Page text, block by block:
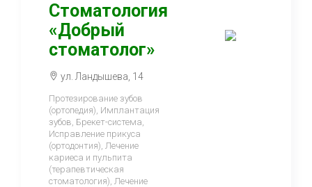
Стоматология
«Добрый
стоматолог»
ул. Ландышева, 14
Протезирование зубов
(ортопедия), Имплантация
зубов, Брекет-система,
Исправление прикуса
(ортодонтия), Лечение
кариеса и пульпита
(терапевтическая
стоматология), Лечение